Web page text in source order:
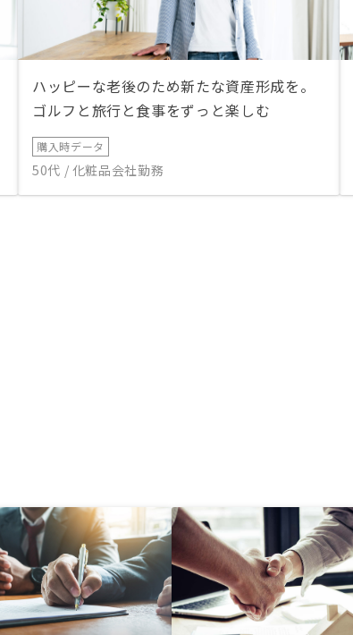
ハッピーな老後のため新たな資産形成を。
ゴルフと旅行と食事をずっと楽しむ
購入時データ
50代 / 化粧品会社勤務